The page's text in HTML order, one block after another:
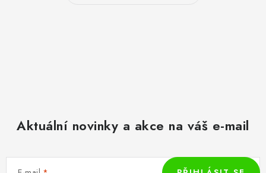
Aktuální novinky a akce na váš e-mail